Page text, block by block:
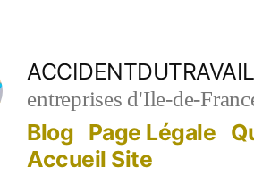
entreprises d'Ile-de-
Blog Page Légale
Accueil Site